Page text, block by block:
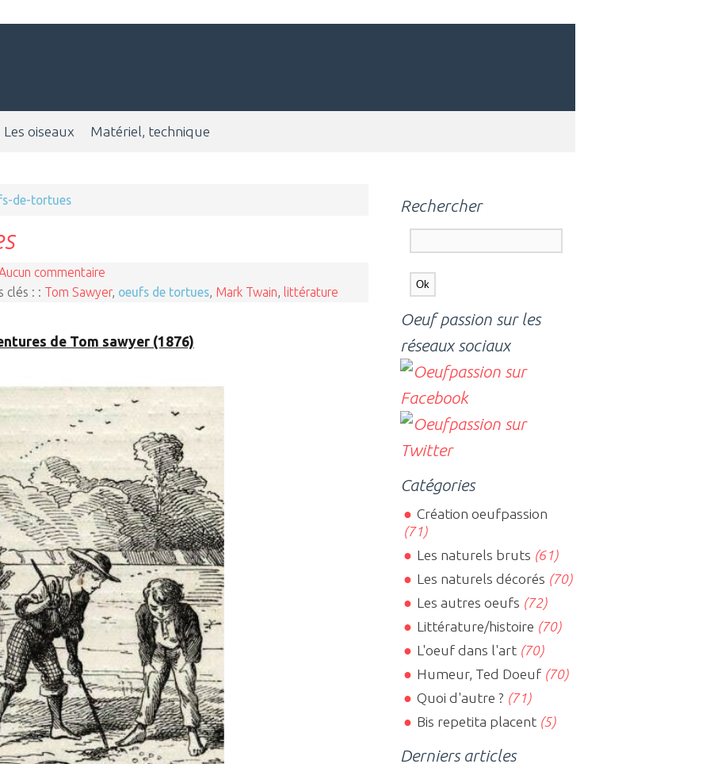
Les oiseaux Matériel, technique
de-tortues
commentaire
clés : : Tom Sawyer, oeufs de tortues Mark Twain littérature
de Tom sawyer (1876)
Rechercher
Oeuf passion sur les
réseaux sociaux
Catégories
Création oeufpassion
(71)
Les naturels bruts (61)
Les naturels décorés (70)
Les autres oeufs (72)
Littérature/histoire (70)
L'oeuf dans l'art(70)
Humeur, Ted Doeuf(70)
Quoi d'autre ? (71)
Bis repetita placent(5)
Derniers articles